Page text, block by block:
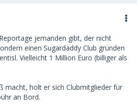
jemanden gibt, der nicht
einen Sugardaddy Club gründen
Vielleicht 1 Million Euro (billiger als
macht, holt er sich Clubmitglieder für
an Bord.